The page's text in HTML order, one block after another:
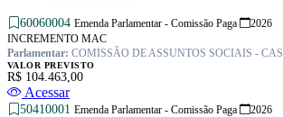
60060004 Emenda Parlamentar - Comissão Paga
2026
INCREMENTO MAC
Parlamentar: COMISSÃO DE ASSUNTOS SOCIAIS - CAS
VALOR PREVISTO
R$ 104.463,00
Acessar
50410001 Emenda Parlamentar - Comissão Paga
2026